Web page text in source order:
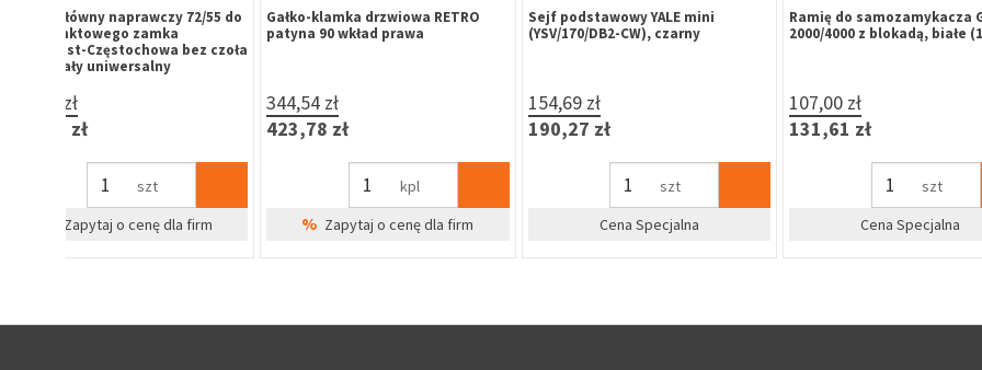
Wkładka bębenkowa B-Harko H6
30/35 mm, mosiądz, 6-zastawkowa,
klasa 6.0, 3 klucze
22,50 zł
27,68 zł
% Zapytaj o cenę dla firm
Klamka okienna z kluczykiem B-
Harko HR001, trzpień L-35 mm,
11,50 zł
14,15 zł
Cena Specjalna
Zawiasa łożyskowana HR 100x89x3
mm stal nierdzewna SUS
14,90 zł
18,33 zł
Cena Specjalna
Ramię do
1000/1500, białe
23,60 zł
29,03 zł
Cena